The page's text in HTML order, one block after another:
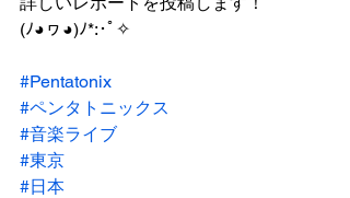
(ﾉ◕ヮ◕)ﾉ*:･ﾟ✧
#Pentatonix
#ペンタトニックス
#音楽ライブ
#東京
#日本